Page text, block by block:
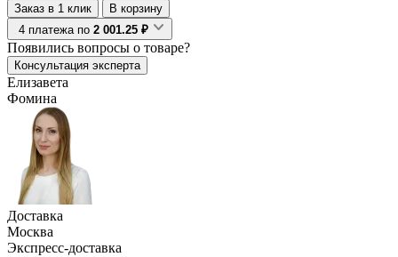
Заказ в 1 клик
В корзину
4 платежа по 2 001.25 ₽
Появились вопросы о товаре?
Консультация эксперта
Елизавета
Фомина
Доставка
Москва
Экспресс-доставка